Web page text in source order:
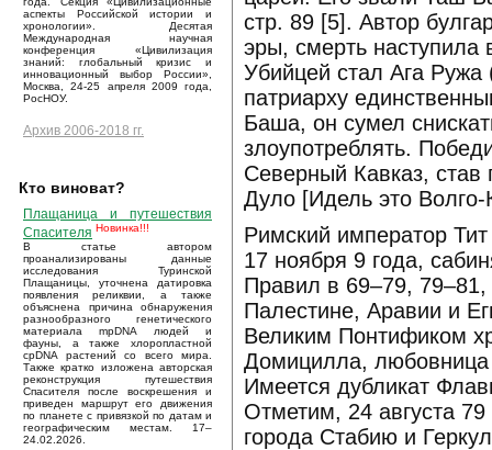
аспекты Российской истории и
хронологии». Десятая
Международная научная
конференция «Цивилизация
знаний: глобальный кризис и
инновационный выбор России»,
Москва, 24-25 апреля 2009 года,
РосНОУ.
Архив 2006-2018 гг.
Кто виноват?
Плащаница и путешествия
Спасителя Новинка!!!
В статье автором
проанализированы данные
исследования Туринской
Плащаницы, уточнена датировка
появления реликвии, а также
объяснена причина обнаружения
разнообразного генетического
материала mpDNA людей и
фауны, а также хлоропластной
cpDNA растений со всего мира.
Также кратко изложена авторская
реконструкция путешествия
Спасителя после воскрешения и
приведен маршрут его движения
по планете с привязкой по датам и
географическим местам. 17–
24.02.2026.
стр. 89 [5]. Автор
эры, смерть наступила
Убийцей стал Ага
патриарху
Баша, он сумел
злоупотреблять.
Северный Кавказ, став
Дуло [Идель это Волго-
Римский император
17 ноября 9 года,
Правил в 69–79,
Палестине, Аравии и
Великим Понтификом
Домицилла, любовница
Имеется дубликат
Отметим, 24 августа
города Стабию и